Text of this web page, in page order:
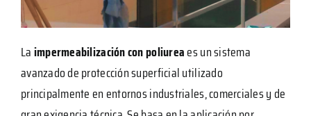
Laimpermeabilización con poliureaes un sistema
avanzado de protección superficial utilizado
principalmente en entornos industriales, comerciales y de